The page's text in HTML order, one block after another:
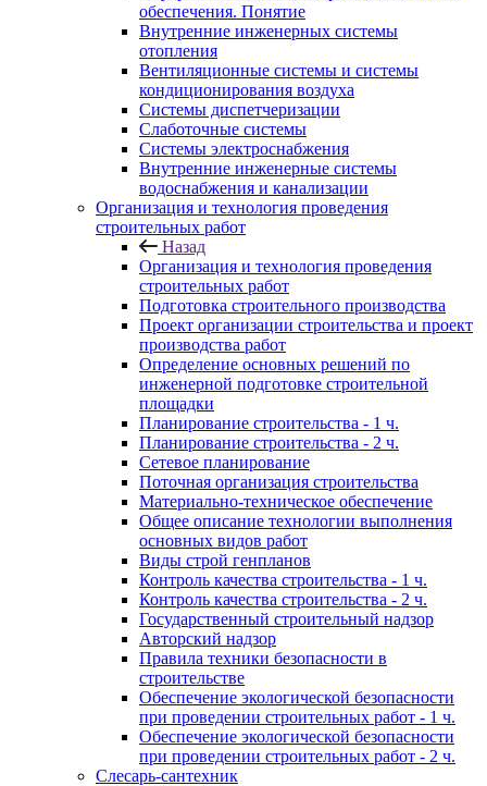
обеспечения. Понятие
Внутренние инженерных системы
отопления
Вентиляционные системы и системы
кондиционирования воздуха
Системы диспетчеризации
Слаботочные системы
Системы электроснабжения
Внутренние инженерные системы
водоснабжения и канализации
Организация и технология проведения
строительных работ
Назад
Организация и технология проведения
строительных работ
Подготовка строительного производства
Проект организации строительства и проект
производства работ
Определение основных решений по
инженерной подготовке строительной
площадки
Планирование строительства - 1 ч.
Планирование строительства - 2 ч.
Сетевое планирование
Поточная организация строительства
Материально-техническое обеспечение
Общее описание технологии выполнения
основных видов работ
Виды строй генпланов
Контроль качества строительства - 1 ч.
Контроль качества строительства - 2 ч.
Государственный строительный надзор
Авторский надзор
Правила техники безопасности в
строительстве
Обеспечение экологической безопасности
при проведении строительных работ - 1 ч.
Обеспечение экологической безопасности
при проведении строительных работ - 2 ч.
Слесарь-сантехник